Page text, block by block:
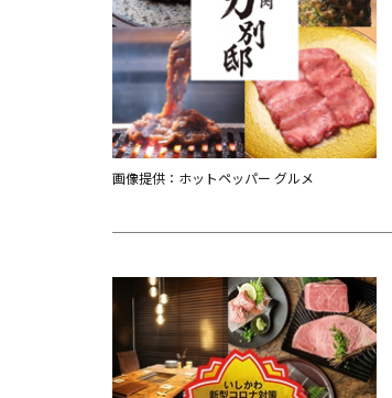
画像提供：ホットペッパー グルメ